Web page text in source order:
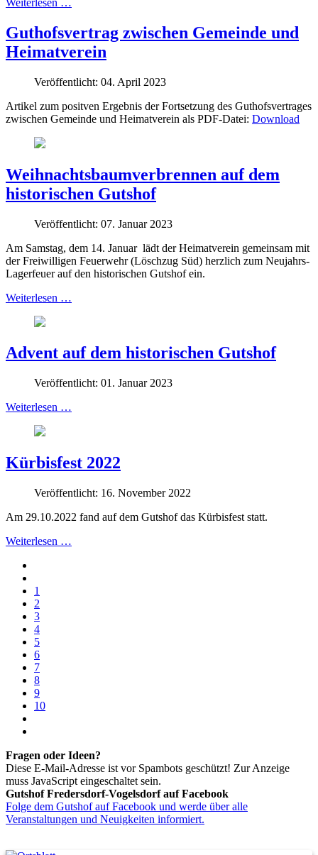
Weiterlesen …
Guthofsvertrag zwischen Gemeinde und
Heimatverein
Veröffentlicht: 04. April 2023
Artikel zum positven Ergebnis der Fortsetzung des Guthofsvertrages
zwischen Gemeinde und Heimatverein als PDF-Datei: Download
Weihnachtsbaumverbrennen auf dem
historischen Gutshof
Veröffentlicht: 07. Januar 2023
Am Samstag, dem 14. Januar lädt der Heimatverein gemeinsam mit
der Freiwilligen Feuerwehr (Löschzug Süd) herzlich zum Neujahrs-
Lagerfeuer auf den historischen Gutshof ein.
Weiterlesen …
Advent auf dem historischen Gutshof
Veröffentlicht: 01. Januar 2023
Weiterlesen …
Kürbisfest 2022
Veröffentlicht: 16. November 2022
Am 29.10.2022 fand auf dem Gutshof das Kürbisfest statt.
Weiterlesen …
1
2
3
4
5
6
7
8
9
10
Fragen oder Ideen?
Diese E-Mail-Adresse ist vor Spambots geschützt! Zur Anzeige
muss JavaScript eingeschaltet sein.
Gutshof Fredersdorf-Vogelsdorf auf Facebook
Folge dem Gutshof auf Facebook und werde über alle
Veranstaltungen und Neuigkeiten informiert.